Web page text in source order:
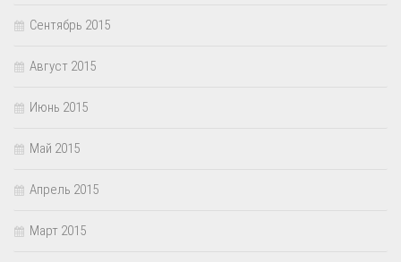
Сентябрь 2015
Август 2015
Июнь 2015
Май 2015
Апрель 2015
Март 2015